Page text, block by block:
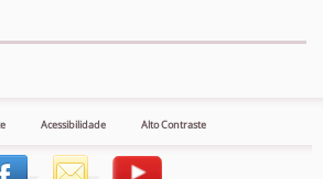
Acessibilidade Alto Contraste